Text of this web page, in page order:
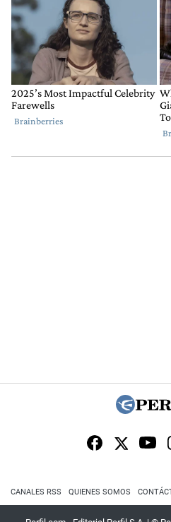
CANALES RSS QUIENES SOMOS